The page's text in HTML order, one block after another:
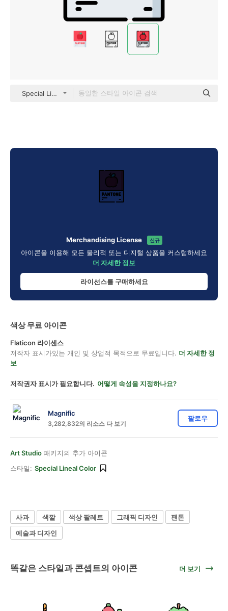
Special Lineal color
Merchandising License 신규
아이콘을 이용해 모든 물리적 또는 디지털 상품을 커스텀하세요
더 자세한 정보
라이선스를 구매하세요
색상 무료 아이콘
Flaticon 라이센스
저작자 표시가있는 개인 및 상업적 목적으로 무료입니다. 더 자세한 정
보
저작권자 표시가 필요합니다. 어떻게 속성을 지정하나요?
Magnific
3,282,832의 리소스 다 보기
팔로우
Art Studio 패키지의 추가 아이콘
스타일: Special Lineal Color
사과 색깔 색상 팔레트 그래픽 디자인
팬톤
예술과 디자인
똑같은 스타일과 콘셉트의 아이콘 더 보기